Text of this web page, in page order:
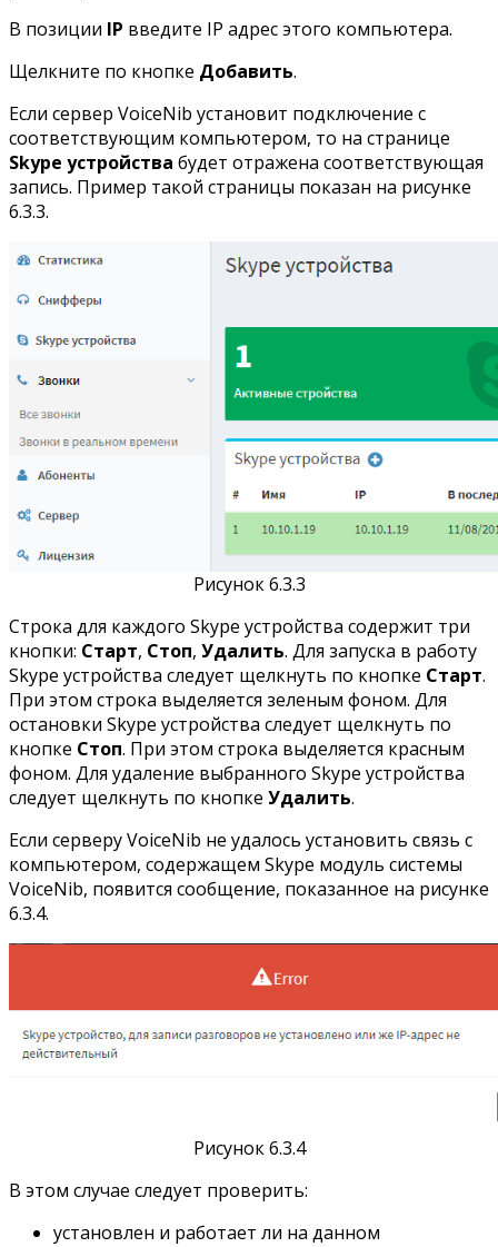
В позиции IP введите IP адрес этого компьютера.
Щелкните по кнопке Добавить.
Если сервер VoiceNib установит подключение с
соответствующим компьютером, то на странице
Skype устройства будет отражена соответствующая
запись. Пример такой страницы показан на рисунке
6.3.3.
Рисунок 6.3.3
Строка для каждого Skype устройства содержит три
кнопки: Старт, Стоп, Удалить. Для запуска в работу
Skype устройства следует щелкнуть по кнопке Старт.
При этом строка выделяется зеленым фоном. Для
остановки Skype устройства следует щелкнуть по
кнопке Стоп. При этом строка выделяется красным
фоном. Для удаление выбранного Skype устройства
следует щелкнуть по кнопке Удалить.
Если серверу VoiceNib не удалось установить связь с
компьютером, содержащем Skype модуль системы
VoiceNib, появится сообщение, показанное на рисунке
6.3.4.
Рисунок 6.3.4
В этом случае следует проверить:
установлен и работает ли на данном